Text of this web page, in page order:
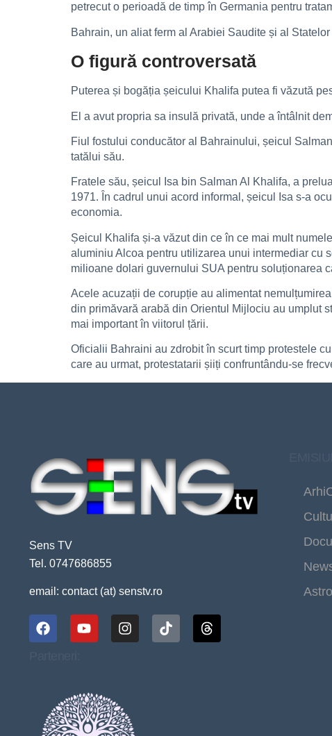
petrecut o perioadă de timp în Germania pentru
Bahrain, un aliat ferm al Arabiei Saudite și al
O figură controversată
Puterea și bogăția șeicului Khalifa putea fi văzută
El a avut propria sa insulă privată, unde a întâlnit
Fiul fostului conducător al Bahrainului, șeicul
tatălui său.
Fratele său, șeicul Isa bin Salman Al Khalifa, a
1971. În cadrul unui acord informal, șeicul Isa s-a
economia.
Șeicul Khalifa și-a văzut din ce în ce mai mult
aluminiu Alcoa pentru utilizarea unui intermediar cu
milioane dolari guvernului SUA pentru soluționarea
Acele acuzații de corupție au alimentat
din primăvară arabă din Orientul Mijlociu au umplut
mai important în viitorul țării.
Oficialii Bahraini au zdrobit în scurt timp protestele
care au urmat, protestatarii șiiți confruntându-se
Sens TV
Tel. 0747686855
email: contact (at) senstv.ro